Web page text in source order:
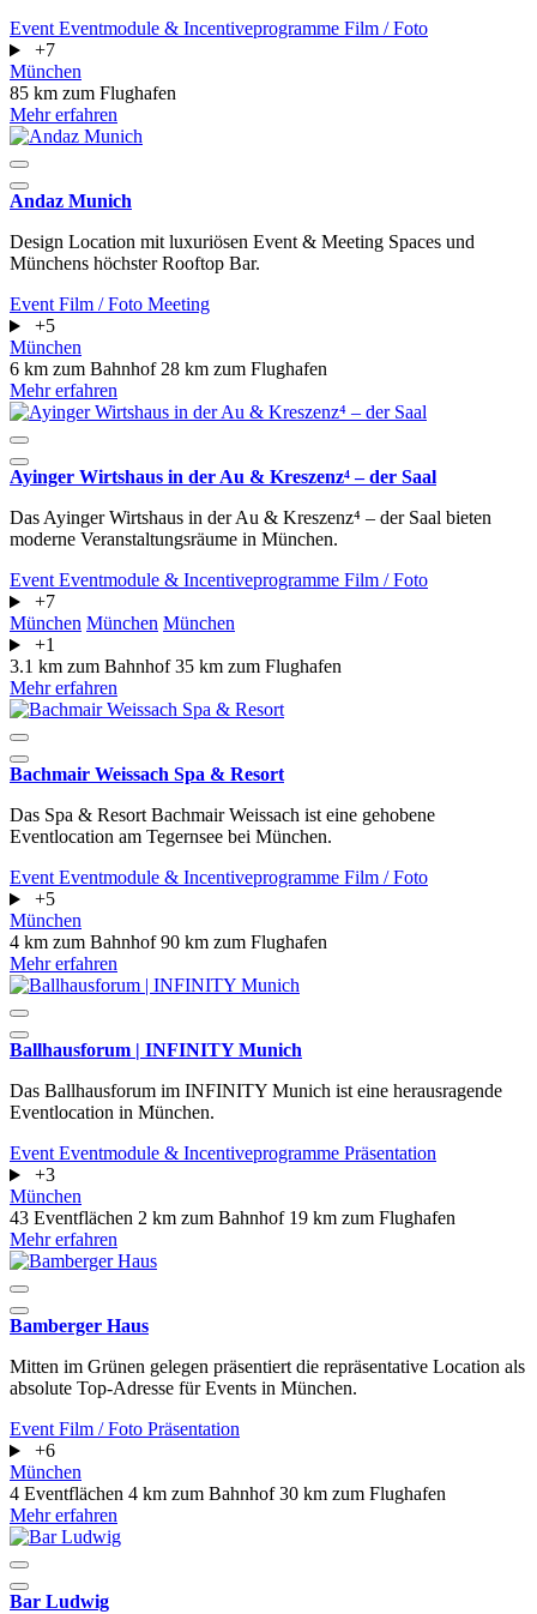
Event Eventmodule & Incentiveprogramme Film / Foto
+7
München
85 km zum Flughafen
Mehr erfahren
Andaz Munich
Design Location mit luxuriösen Event & Meeting Spaces und
Münchens höchster Rooftop Bar.
Event Film / Foto Meeting
+5
München
6 km zum Bahnhof 28 km zum Flughafen
Mehr erfahren
Ayinger Wirtshaus in der Au & Kreszenz⁴ – der Saal
Das Ayinger Wirtshaus in der Au & Kreszenz⁴ – der Saal bieten
moderne Veranstaltungsräume in München.
Event Eventmodule & Incentiveprogramme Film / Foto
+7
München München München
+1
3.1 km zum Bahnhof35 km zum Flughafen
Mehr erfahren
Bachmair Weissach Spa & Resort
Das Spa & Resort Bachmair Weissach ist eine gehobene
Eventlocation am Tegernsee bei München.
Event Eventmodule & Incentiveprogramme Film / Foto
+5
München
4 km zum Bahnhof90 km zum Flughafen
Mehr erfahren
Ballhausforum | INFINITY Munich
Das Ballhausforum im INFINITY Munich ist eine herausragende
Eventlocation in München.
Event Eventmodule & Incentiveprogramme Präsentation
+3
München
43 Eventflächen 2 km zum Bahnhof 19 km zum Flughafen
Mehr erfahren
Bamberger Haus
Mitten im Grünen gelegen präsentiert die repräsentative Location als
absolute Top-Adresse für Events in München.
Event Film / Foto Präsentation
+6
München
4 Eventflächen 4 km zum Bahnhof30 km zum Flughafen
Mehr erfahren
Bar Ludwig